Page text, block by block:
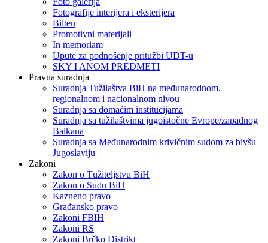
Fotografije interijera i eksterijera
Bilten
Promotivni materijali
In memoriam
Upute za podnošenje pritužbi UDT-u
SKY I ANOM PREDMETI
Pravna suradnja
Suradnja Tužilaštva BiH na međunarodnom,
regionalnom i nacionalnom nivou
Suradnja sa domaćim institucijama
Suradnja sa tužilaštvima jugoistočne Evrope/zapadnog
Balkana
Suradnja sa Međunarodnim krivičnim sudom za bivšu
Jugoslaviju
Zakoni
Zakon o Тužiteljstvu BiH
Zakon o Sudu BiH
Kazneno pravo
Građansko pravo
Zakoni FBIH
Zakoni RS
Zakoni Brčko Distrikt